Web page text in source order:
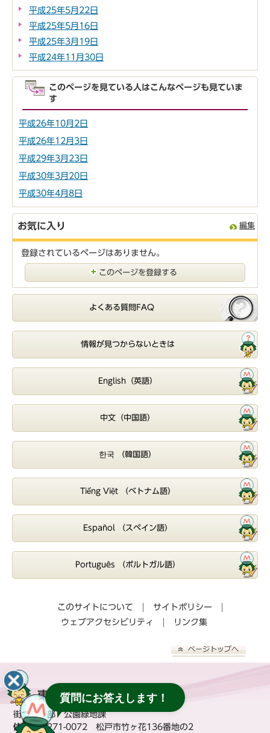
平成25年5月22日
平成25年5月16日
平成25年3月19日
平成24年11月30日
このページを見ている人はこんなページも見ていま
す
平成26年10月2日
平成26年12月3日
平成29年3月23日
平成30年3月20日
平成30年4月8日
お気に入り 編集
登録されているページはありません。
このページを登録する
よくある質問FAQ
情報が見つからないときは
English（英語）
中文（中国語）
한국 （韓国語）
Tiếng Việt （ベトナム語）
Español （スペイン語）
Português （ポルトガル語）
このサイトについて
サイトポリシー
ウェブアクセシビリティ
リンク集
東松戸ゆいの花公園
街づくり部 公園緑地課
住所：〒271-0072 松戸市竹ヶ花136番地の2
質問にお答えします！